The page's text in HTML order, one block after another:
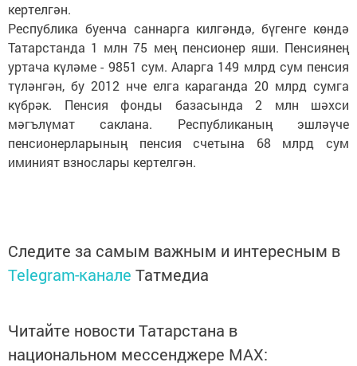
кертелгән.
Республика буенча саннарга килгәндә, бүгенге көндә
Татарстанда 1 млн 75 мең пенсионер яши. Пенсиянең
уртача күләме - 9851 сум. Аларга 149 млрд сум пенсия
түләнгән, бу 2012 нче елга караганда 20 млрд сумга
күбрәк. Пенсия фонды базасында 2 млн шәхси
мәгълүмат саклана. Республиканың эшләүче
пенсионерларының пенсия счетына 68 млрд сум
иминият взнослары кертелгән.
Следите за самым важным и интересным в
Telegram-канале Татмедиа
Читайте новости Татарстана в
национальном мессенджере MАХ: